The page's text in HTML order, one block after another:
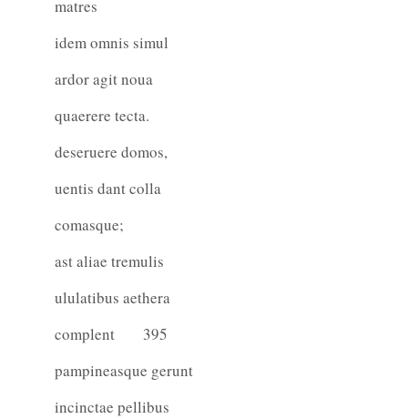
matres
idem omnis simul
ardor agit noua
quaerere tecta.
deseruere domos,
uentis dant colla
comasque;
ast aliae tremulis
ululatibus aethera
complent
395
pampineasque gerunt
incinctae pellibus